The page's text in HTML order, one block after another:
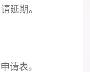
延期。
请表。